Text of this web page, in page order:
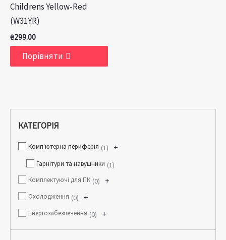
КАТЕГОРІЯ
Комп'ютерна периферія +
1
Гарнітури та навушники 1
Комплектуючі для ПК +
0
Охолодження +
0
Енергозабезпечення +
0
Childrens Yellow-Red
(W31YR)
₴299.00
Порівняти